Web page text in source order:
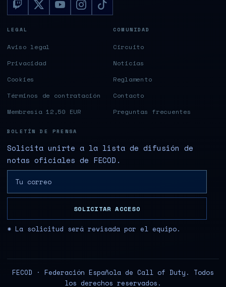
LEGAL
Aviso legal
Privacidad
Cookies
Términos de contratación
Membresía 12,50 EUR
COMUNIDAD
Circuito
Noticias
Reglamento
Contacto
Preguntas frecuentes
BOLETÍN DE PRENSA
Solicita unirte a la lista de difusión de
notas oficiales de FECOD.
SOLICITAR ACCESO
* La solicitud será revisada por el equipo.
FECOD · Federación Española de Call of Duty. Todos
los derechos reservados.